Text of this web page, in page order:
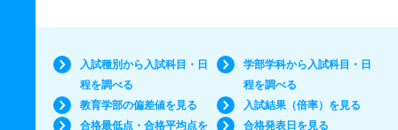
入試種別から入試科目・日
程を調べる
学部学科から入試科目・日
程を調べる
教育学部の偏差値を見る
入試結果（倍率）を見る
合格最低点・合格平均点を
合格発表日を見る